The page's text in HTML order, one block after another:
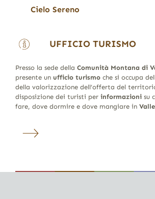
Cielo Sereno
UFFICIO TURISMO
Presso la sede della Comunità Montana di
presente un ufficio turismoche si occupa
della valorizzazione dell’offerta del
disposizione dei turisti per informazionisu
fare, dove dormire e dove mangiare in